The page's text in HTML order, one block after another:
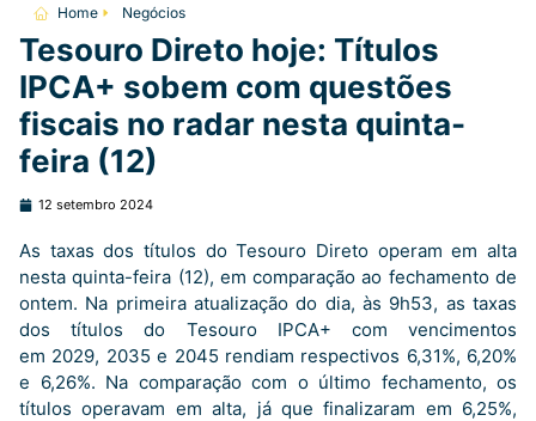
Home Negócios
Tesouro Direto hoje: Títulos
IPCA+ sobem com questões
fiscais no radar nesta quinta-
feira (12)
12 setembro 2024
As taxas dos títulos do Tesouro Direto operam em alta
nesta quinta-feira (12), em comparação ao fechamento de
ontem. Na primeira atualização do dia, às 9h53, as taxas
dos títulos do Tesouro IPCA+ com vencimentos
em 2029, 2035 e 2045 rendiam respectivos 6,31%, 6,20%
e 6,26%. Na comparação com o último fechamento, os
títulos operavam em alta, já que finalizaram em 6,25%,